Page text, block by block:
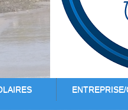
ENTREPRISE/